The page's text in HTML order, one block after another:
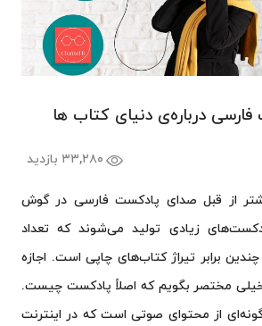
۳۳,۲۸۰ بازدید
از قبل صدای پادکست فارسی در گوش
زیادی تولید می‌شوند که تعداد
برابر تیراژ کتاب‌های چاپی است. اجازه
خیلی مختصر بگویم که اصلاً پادکست چیست.
از محتوای صوتی است که در اینترنت